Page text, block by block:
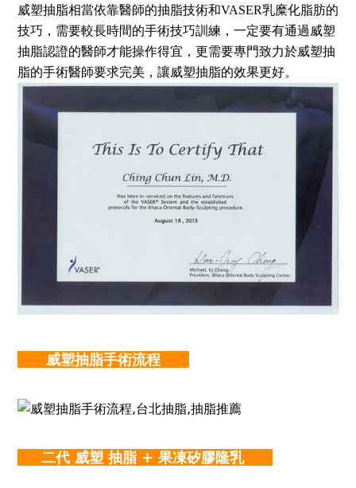
威塑抽脂相當依靠醫師的抽脂技術和VASER乳糜化脂肪的
技巧，需要較長時間的手術技巧訓練，一定要有通過威塑
抽脂認證的醫師才能操作得宜，更需要專門致力於威塑抽
脂的手術醫師要求完美，讓威塑抽脂的效果更好。
威塑抽脂手術流程
二代 威塑 抽脂 + 果凍矽膠隆乳